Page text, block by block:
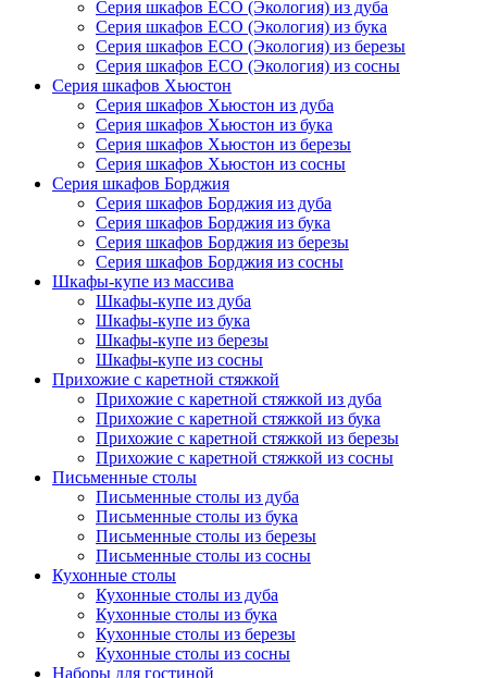
Серия шкафов ECO (Экология) из дуба
Серия шкафов ECO (Экология) из бука
Серия шкафов ECO (Экология) из березы
Серия шкафов ECO (Экология) из сосны
Серия шкафов Хьюстон
Серия шкафов Хьюстон из дуба
Серия шкафов Хьюстон из бука
Серия шкафов Хьюстон из березы
Серия шкафов Хьюстон из сосны
Серия шкафов Борджия
Серия шкафов Борджия из дуба
Серия шкафов Борджия из бука
Серия шкафов Борджия из березы
Серия шкафов Борджия из сосны
Шкафы-купе из массива
Шкафы-купе из дуба
Шкафы-купе из бука
Шкафы-купе из березы
Шкафы-купе из сосны
Прихожие с каретной стяжкой
Прихожие с каретной стяжкой из дуба
Прихожие с каретной стяжкой из бука
Прихожие с каретной стяжкой из березы
Прихожие с каретной стяжкой из сосны
Письменные столы
Письменные столы из дуба
Письменные столы из бука
Письменные столы из березы
Письменные столы из сосны
Кухонные столы
Кухонные столы из дуба
Кухонные столы из бука
Кухонные столы из березы
Кухонные столы из сосны
Наборы для гостиной